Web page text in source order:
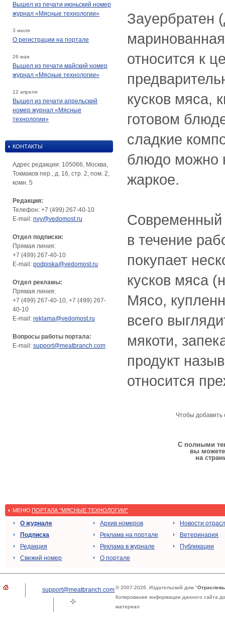
Вышел из печати июньский номер
журнал «Мясные технологии»
3 июля
О регистрации на портале
26 мая
Вышел из печати майский номер
журнал «Мясные технологии»
12 апреля
Вышел из печати апрельский
номер журнал «Мясные
технологии»
КОНТАКТЫ
Адрес редакции: 105066, Москва,
Токмаков пер., д. 16, стр. 2, пом. 2,
комн. 5
Редакция:
Телефон: +7 (499) 267-40-10
E-mail: nvy@vedomost.ru
Отдел подписки:
Прямая линия:
+7 (499) 267-40-10
E-mail: podpiska@vedomost.ru
Отдел рекламы:
Прямая линия:
+7 (499) 267-40-10, +7 (499) 267-
40-10
E-mail: reklama@vedomost.ru
Вопросы работы портала:
E-mail: support@meatbranch.com
Зауербратен
относится к
кусков мяса,
готовом
сладкие
блюдо можно
жаркое.
Современный
в течение
покупает
кусков мяса
Мясо,
всего
мякоти,
продукт
относится
Чтобы
С полными
вы
на
МЕНЮ ПОРТАЛА "МЯСНЫЕ ТЕХНОЛОГИИ"
О журнале
Подписка
Редакция
Свежий номер
Архив номеров
Реклама на портале
Реклама в журнале
О портале
Новости
Ветеринария
Публикации
support@meatbranch.com© 2007-2026. Издательский дом "
Копирование информации данного сайта
материал